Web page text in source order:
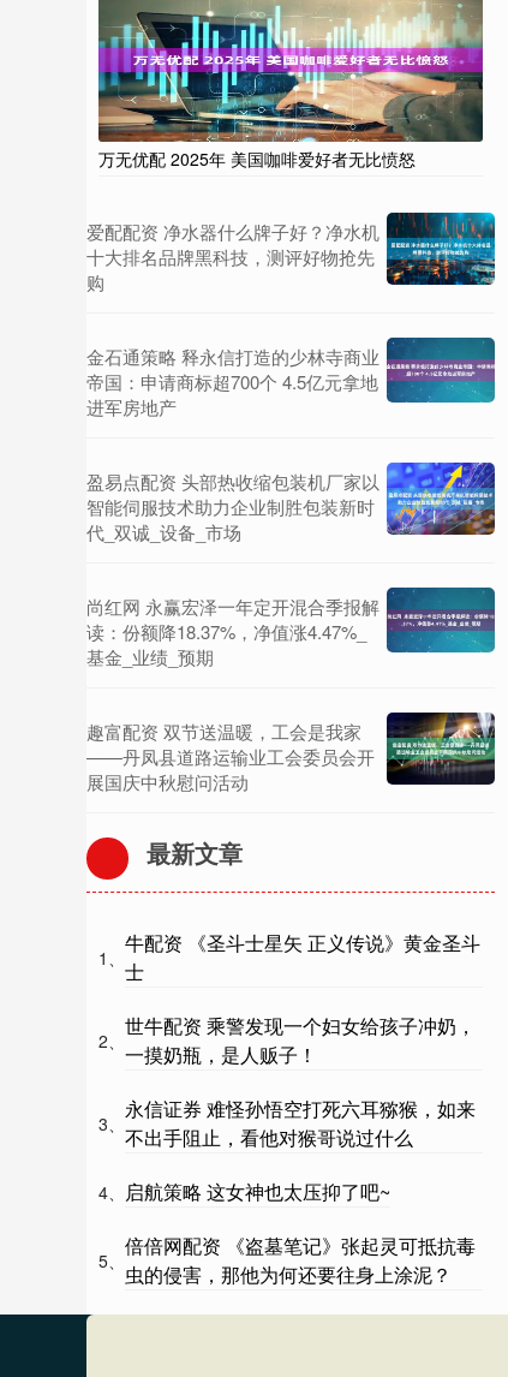
万无优配 2025年 美国咖啡爱好者无比愤怒
爱配配资 净水器什么牌子好？净水机
十大排名品牌黑科技，测评好物抢先
购
金石通策略 释永信打造的少林寺商业
帝国：申请商标超700个 4.5亿元拿地
进军房地产
盈易点配资 头部热收缩包装机厂家以
智能伺服技术助力企业制胜包装新时
代_双诚_设备_市场
尚红网 永赢宏泽一年定开混合季报解
读：份额降18.37%，净值涨4.47%_
基金_业绩_预期
趣富配资 双节送温暖，工会是我家
——丹凤县道路运输业工会委员会开
展国庆中秋慰问活动
最新文章
1、
牛配资 《圣斗士星矢 正义传说》黄金圣斗
士
2、
世牛配资 乘警发现一个妇女给孩子冲奶，
一摸奶瓶，是人贩子！
3、
永信证券 难怪孙悟空打死六耳猕猴，如来
不出手阻止，看他对猴哥说过什么
4、 启航策略 这女神也太压抑了吧~
5、
倍倍网配资 《盗墓笔记》张起灵可抵抗毒
虫的侵害，那他为何还要往身上涂泥？